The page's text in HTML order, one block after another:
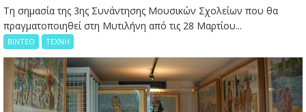
Τη σημασία της 3ης Συνάντησης Μουσικών Σχολείων που θα
πραγματοποιηθεί στη Μυτιλήνη από τις 28 Μαρτίου...
ΒΙΝΤΕΟ ΤΕΧΝΗ